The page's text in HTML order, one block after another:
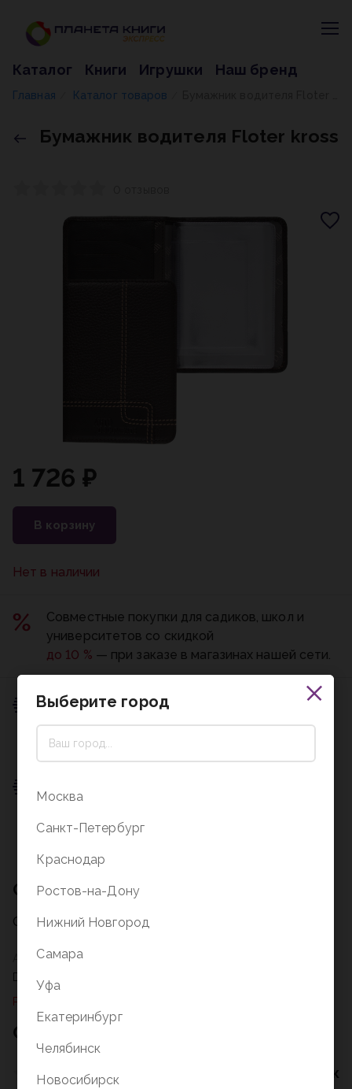
Каталог Книги Игрушки Наш бренд
Главная Каталог товаров
Бумажник водителя Floter kross
Артикул
DM-B001-K032
Описание
Описание на стадии заполнения
1 726 ₽
В корзину
Нет в наличии
Совместные покупки для садиков, школ и
университетов со скидкой
до 10 % — при заказе в магазинах нашей сети.
Пункт выдачи
Подробнее о доставке
Подробнее о доставке
Раздел не найден
Отзывы о товаре
Нет оценок
Выберите город
Москва
Санкт-Петербург
Краснодар
Ростов-на-Дону
Нижний Новгород
Самара
Уфа
Екатеринбург
Челябинск
Новосибирск